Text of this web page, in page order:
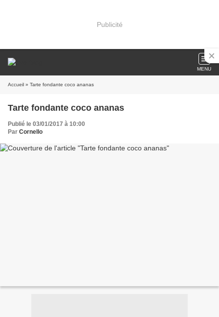
Publicité
MENU
Accueil » Tarte fondante coco ananas
Tarte fondante coco ananas
Publié le 03/01/2017 à 10:00
Par Cornello